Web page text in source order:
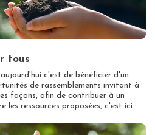
tous
c'est de bénéficier d'un
de rassemblements invitant à
façons, afin de contribuer à un
les ressources proposées, c'est ici :